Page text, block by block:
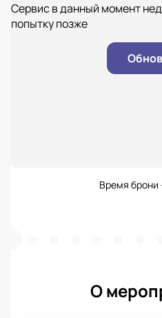
Сервис в данный момент
попытку позже
Время брони
О